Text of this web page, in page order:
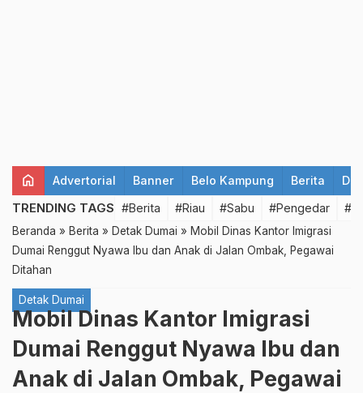
home Advertorial Banner Belo Kampung Berita
TRENDING TAGS #Berita #Riau #Sabu #Pengedar
Beranda » Berita » Detak Dumai » Mobil Dinas Kantor Imigrasi
Dumai Renggut Nyawa Ibu dan Anak di Jalan Ombak, Pegawai
Ditahan
Detak Dumai
Mobil Dinas Kantor Imigrasi
Dumai Renggut Nyawa Ibu dan
Anak di Jalan Ombak, Pegawai